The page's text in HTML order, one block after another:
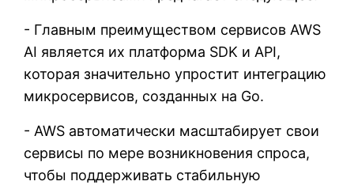
- Главным преимуществом сервисов AWS
AI является их платформа SDK и API,
которая значительно упростит интеграцию
микросервисов, созданных на Go.
- AWS автоматически масштабирует свои
сервисы по мере возникновения спроса,
чтобы поддерживать стабильную